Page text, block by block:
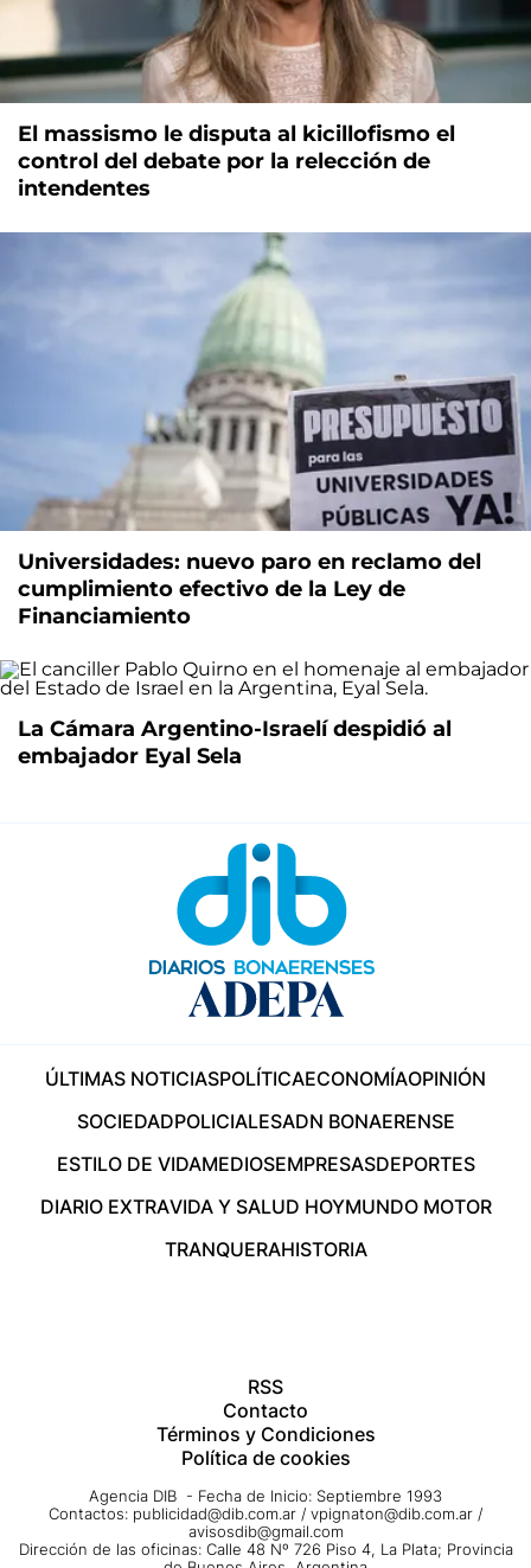
El massismo le disputa al kicillofismo el
control del debate por la relección de
intendentes
Universidades: nuevo paro en reclamo del
cumplimiento efectivo de la Ley de
Financiamiento
La Cámara Argentino-Israelí despidió al
embajador Eyal Sela
ÚLTIMAS NOTICIASPOLÍTICAECONOMÍAOPINIÓN
SOCIEDADPOLICIALESADN BONAERENSE
ESTILO DE VIDAMEDIOSEMPRESASDEPORTES
DIARIO EXTRAVIDA Y SALUD HOYMUNDO MOTOR
TRANQUERAHISTORIA
RSS
Contacto
Términos y Condiciones
Política de cookies
Agencia DIB - Fecha de Inicio: Septiembre 1993
Contactos: publicidad@dib.com.ar / vpignaton@dib.com.ar /
avisosdib@gmail.com
Dirección de las oficinas: Calle 48 Nº 726 Piso 4, La Plata; Provincia